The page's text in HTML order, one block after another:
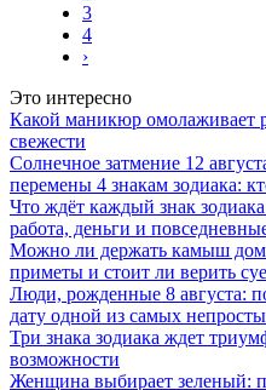
3
4
›
Это интересно
Какой маникюр омолаживает
свежести
Солнечное затмение 12
перемены 4 знакам зодиака:
Что ждёт каждый знак
работа, деньги и
Можно ли держать камыш
приметы и стоит ли верить
Люди, рожденные 8 августа:
дату одной из самых
Три знака зодиака ждет
возможности
Женщина выбирает зеленый: